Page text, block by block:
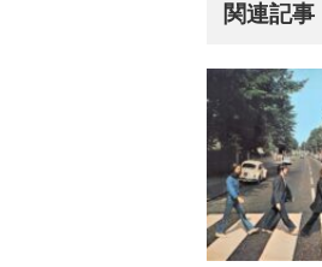
関連記事